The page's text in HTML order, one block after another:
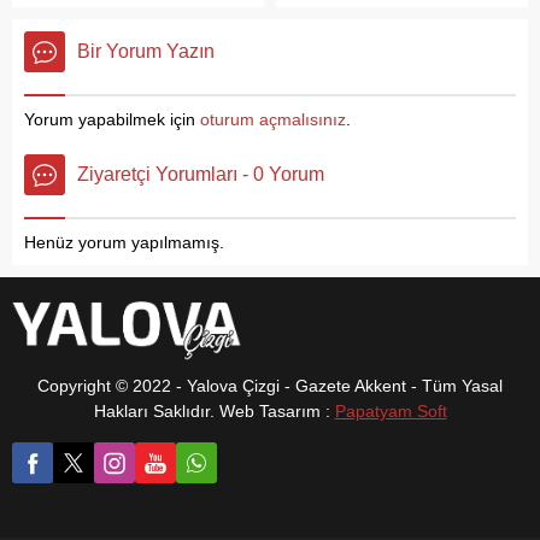
başlayan seferlerin
başlangıç güzergâhları ise;
Paşakent ve Seyrantepe
Mahalleleri olacak. Yalova
Belediye Başkanı Mehmet
Gürel, 31 Mart Yerel
arasında yer...
İkra’ya scooterla saldırdığı
Yalova 2. Asliye Ceza
Bir Yorum Yazın
Yorum yapabilmek için oturum açmalısınız
Ziyaretçi Yorumları - 0 Yorum
Henüz yorum yapılmamış.
Copyright © 2022 - Yalova Çizgi - Gazete Akkent - Tüm Yasal
Hakları Saklıdır. Web Tasarım : Papatyam Soft